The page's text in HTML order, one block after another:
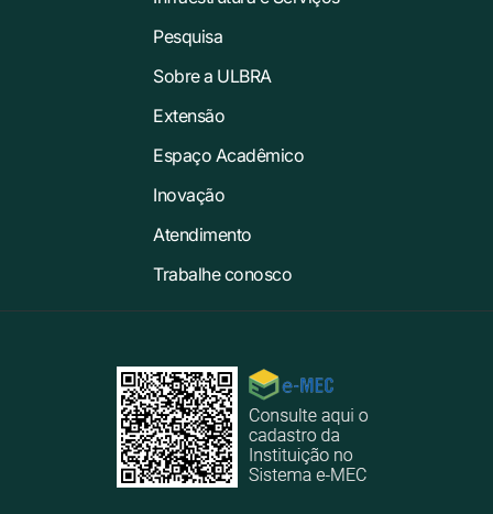
Pesquisa
Sobre a ULBRA
Extensão
Espaço Acadêmico
Inovação
Atendimento
Trabalhe conosco